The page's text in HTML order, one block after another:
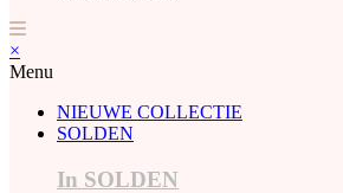
×
Menu
NIEUWE COLLECTIE
SOLDEN
In SOLDEN